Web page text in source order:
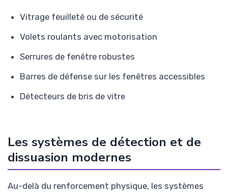
Vitrage feuilleté ou de sécurité
Volets roulants avec motorisation
Serrures de fenêtre robustes
Barres de défense sur les fenêtres accessibles
Détecteurs de bris de vitre
Les systèmes de détection et de
dissuasion modernes
Au-delà du renforcement physique, les systèmes